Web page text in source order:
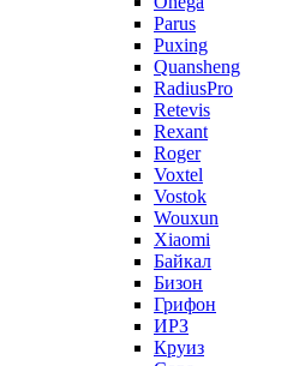
Parus
Puxing
Quansheng
RadiusPro
Retevis
Rexant
Roger
Voxtel
Vostok
Wouxun
Xiaomi
Байкал
Бизон
Грифон
ИРЗ
Круиз